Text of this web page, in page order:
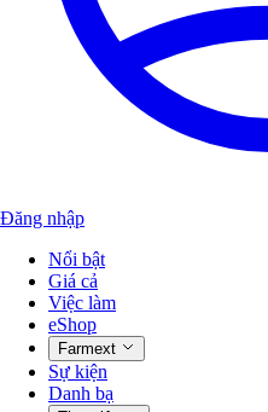
Đăng nhập
Nổi bật
Giá cả
Việc làm
eShop
Farmext
Sự kiện
Danh bạ